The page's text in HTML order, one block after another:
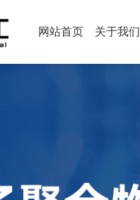
网站首页 关于我们